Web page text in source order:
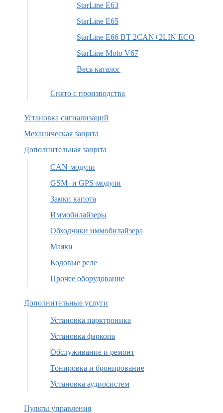
StarLine E63
StarLine E65
StarLine E66 BT 2CAN+2LIN ECO
StarLine Moto V67
Весь каталог
Снято с производства
Установка сигнализаций
Механическая защита
Дополнительная защита
CAN-модули
GSM- и GPS-модули
Замки капота
Иммобилайзеры
Обходчики иммобилайзера
Маяки
Кодовые реле
Прочее оборудование
Дополнительные услуги
Установка парктроника
Установка фаркопа
Обслуживание и ремонт
Тонировка и бронирование
Установка аудиосистем
Пульты управления